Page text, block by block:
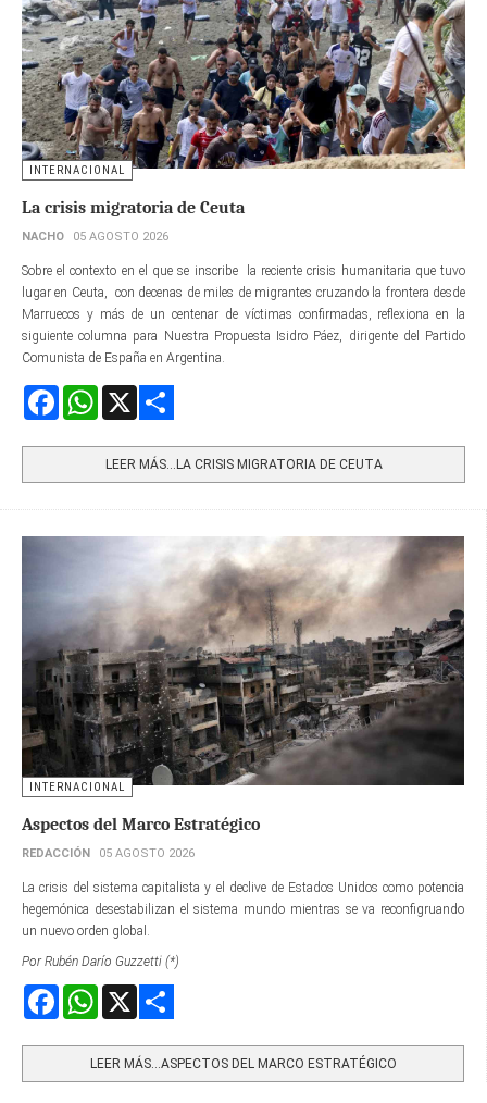
INTERNACIONAL
La crisis migratoria de Ceuta
NACHO 05 AGOSTO 2026
Sobre el contexto en el que se inscribe la reciente crisis humanitaria que tuvo
lugar en Ceuta, con decenas de miles de migrantes cruzando la frontera desde
Marruecos y más de un centenar de víctimas confirmadas, reflexiona en la
siguiente columna para Nuestra Propuesta Isidro Páez, dirigente del Partido
Comunista de España en Argentina.
FacebookWhatsApp
LEER MÁS…LA CRISIS MIGRATORIA DE CEUTA
INTERNACIONAL
Aspectos del Marco Estratégico
REDACCIÓN 05 AGOSTO 2026
La crisis del sistema capitalista y el declive de Estados Unidos como potencia
hegemónica desestabilizan el sistema mundo mientras se va reconfigruando
un nuevo orden global.
Por Rubén Darío Guzzetti (*)
FacebookWhatsApp
LEER MÁS…ASPECTOS DEL MARCO ESTRATÉGICO